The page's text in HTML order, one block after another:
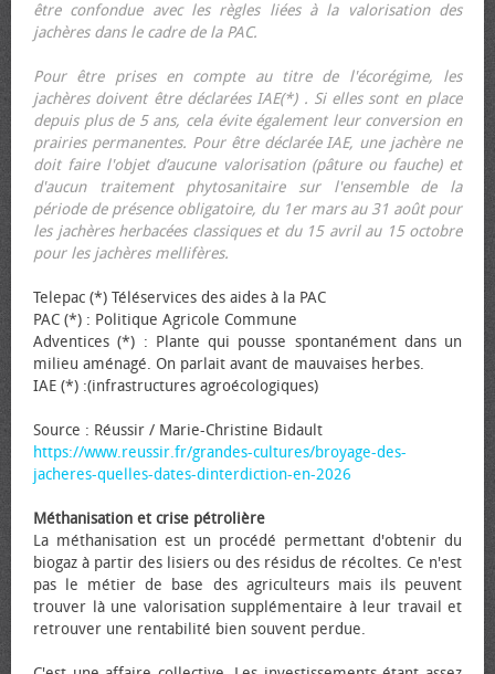
être confondue avec les règles liées à la valorisation des
jachères dans le cadre de la PAC.
Pour être prises en compte au titre de l'écorégime, les
jachères doivent être déclarées IAE(*) . Si elles sont en place
depuis plus de 5 ans, cela évite également leur conversion en
prairies permanentes. Pour être déclarée IAE, une jachère ne
doit faire l'objet d’aucune valorisation (pâture ou fauche) et
d'aucun traitement phytosanitaire sur l'ensemble de la
période de présence obligatoire, du 1er mars au 31 août pour
les jachères herbacées classiques et du 15 avril au 15 octobre
pour les jachères mellifères.
Telepac (*) Téléservices des aides à la PAC
PAC (*) : Politique Agricole Commune
Adventices (*) : Plante qui pousse spontanément dans un
milieu aménagé. On parlait avant de mauvaises herbes.
IAE (*) :(infrastructures agroécologiques)
Source : Réussir / Marie-Christine Bidault
https://www.reussir.fr/grandes-cultures/broyage-des-
jacheres-quelles-dates-dinterdiction-en-2026
Méthanisation et crise pétrolière
La méthanisation est un procédé permettant d'obtenir du
biogaz à partir des lisiers ou des résidus de récoltes. Ce n'est
pas le métier de base des agriculteurs mais ils peuvent
trouver là une valorisation supplémentaire à leur travail et
retrouver une rentabilité bien souvent perdue.